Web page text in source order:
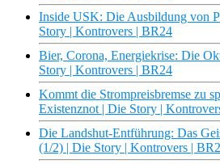
Inside USK: Die Ausbildung von
Story | Kontrovers | BR24
Bier, Corona, Energiekrise: Die
Story | Kontrovers | BR24
Kommt die Strompreisbremse zu
Existenznot | Die Story |
Die Landshut-Entführung: Das
(1/2) | Die Story | Kontrovers |